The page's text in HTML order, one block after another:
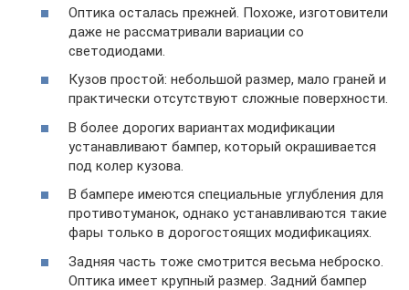
Оптика осталась прежней. Похоже, изготовители
даже не рассматривали вариации со
светодиодами.
Кузов простой: небольшой размер, мало граней и
практически отсутствуют сложные поверхности.
В более дорогих вариантах модификации
устанавливают бампер, который окрашивается
под колер кузова.
В бампере имеются специальные углубления для
противотуманок, однако устанавливаются такие
фары только в дорогостоящих модификациях.
Задняя часть тоже смотрится весьма неброско.
Оптика имеет крупный размер. Задний бампер